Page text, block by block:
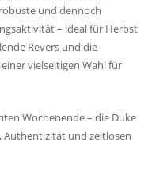
und dennoch
– ideal für Herbst
Revers und die
vielseitigen Wahl für
Wochenende – die Duke
Authentizität und zeitlosen